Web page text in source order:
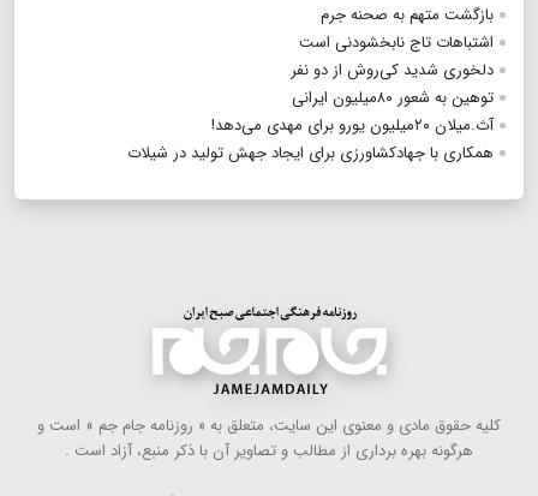
بازگشت متهم به صحنه جرم
اشتباهات تاج نابخشودنی است
دلخوری شدید کی‌روش از دو نفر
توهین به شعور ۸۰میلیون ایرانی
آث‌.میلان ۲۰میلیون یورو برای مهدی می‌دهد!
همکاری با جهادکشاورزی برای ایجاد جهش تولید در شیلات
كلیه حقوق مادی و معنوی این سایت، متعلق به « روزنامه جام جم » است و
هرگونه بهره ‌برداری از مطالب و تصاویر آن با ذكر منبع، آزاد است .